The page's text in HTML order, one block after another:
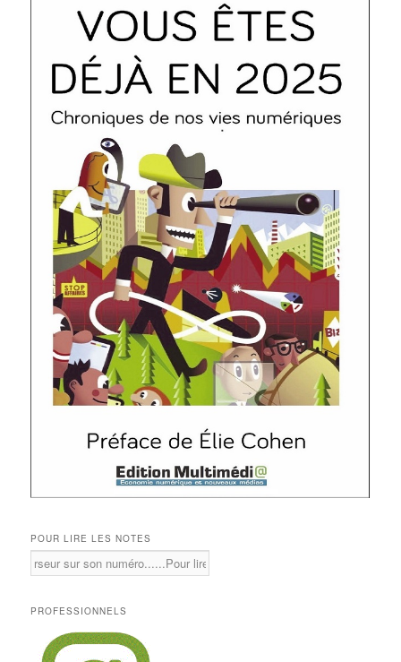
POUR LIRE LES NOTES
PROFESSIONNELS